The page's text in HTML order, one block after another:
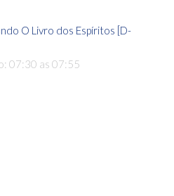
O Livro dos Espíritos [D-
07:30 as 07:55